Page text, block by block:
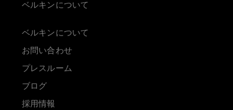
ベルキンについて
ベルキンについて
お問い合わせ
プレスルーム
ブログ
採用情報